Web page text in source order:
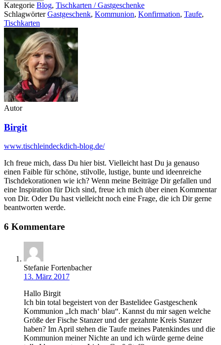
Kategorie Blog, Tischkarten / Gastgeschenke
SchlagwörterGastgeschenk, Kommunion, Konfirmation, Taufe,
Tischkarten
Autor
Birgit
www.tischleindeckdich-blog.de/
Ich freue mich, dass Du hier bist. Vielleicht hast Du ja genauso
einen Faible für schöne, stilvolle, lustige, bunte und ideenreiche
Tischdekorationen wie ich? Wenn meine Beiträge Dir gefallen und
eine Inspiration für Dich sind, freue ich mich über einen Kommentar
von Dir. Oder Du hast vielleicht noch eine Frage, die ich Dir gerne
beantworten werde.
6 Kommentare
Stefanie Fortenbacher
13. März 2017
Hallo Birgit
Ich bin total begeistert von der Bastelidee Gastgeschenk
Kommunion „Ich mach‘ blau“. Kannst du mir sagen welche
Größe der Fische Stanzer und der gezahnte Kreis Stanzer
haben? Im April stehen die Taufe meines Patenkindes und die
Kommunion meiner Nichte an und ich würde gerne deine